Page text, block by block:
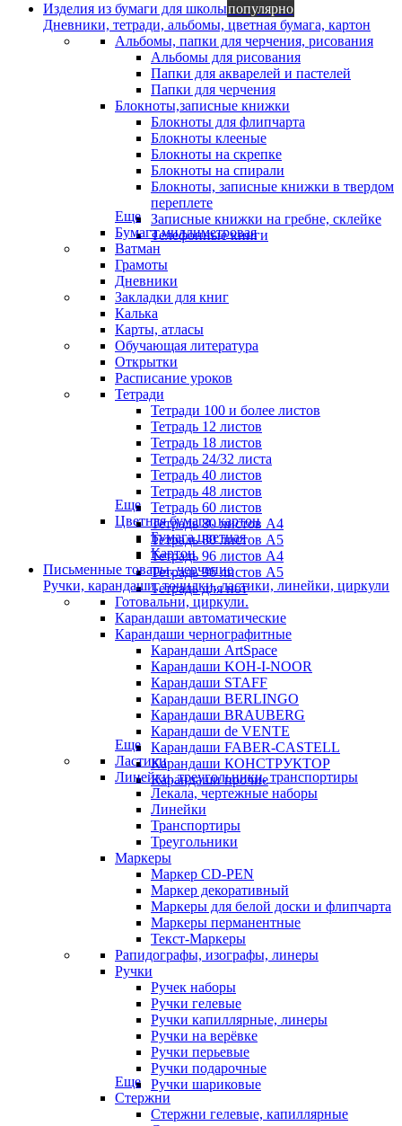
Изделия из бумаги для школыпопулярно
Дневники, тетради, альбомы, цветная бумага, картон
Альбомы, папки для черчения, рисования
Альбомы для рисования
Папки для акварелей и пастелей
Папки для черчения
Блокноты,записные книжки
Блокноты для флипчарта
Блокноты клееные
Блокноты на скрепке
Блокноты на спирали
Блокноты, записные книжки в твердом
переплете
Записные книжки на гребне, склейке
Телефонные книги
Еще
Бумага миллиметровая
Ватман
Грамоты
Дневники
Закладки для книг
Калька
Карты, атласы
Обучающая литература
Открытки
Расписание уроков
Тетради
Тетради 100 и более листов
Тетрадь 12 листов
Тетрадь 18 листов
Тетрадь 24/32 листа
Тетрадь 40 листов
Тетрадь 48 листов
Тетрадь 60 листов
Тетрадь 80 листов А4
Тетрадь 80 листов А5
Тетрадь 96 листов А4
Тетрадь 96 листов А5
Тетрадь для нот
Еще
Цветная бумага, картон
Бумага цветная
Картон
Письменные товары, черчение
Ручки, карандаши, точилки, ластики, линейки, циркули
Готовальни, циркули.
Карандаши автоматические
Карандаши чернографитные
Карандаши ArtSpace
Карандаши KOH-I-NOOR
Карандаши STAFF
Карандаши BERLINGO
Карандаши BRAUBERG
Карандаши de VENTE
Карандаши FABER-CASTELL
Карандаши КОНСТРУКТОР
Карандаши прочие
Еще
Ластики
Линейки, треугольники, транспортиры
Лекала, чертежные наборы
Линейки
Транспортиры
Треугольники
Маркеры
Маркер CD-PEN
Маркер декоративный
Маркеры для белой доски и флипчарта
Маркеры перманентные
Текст-Маркеры
Рапидографы, изографы, линеры
Ручки
Ручек наборы
Ручки гелевые
Ручки капиллярные, линеры
Ручки на верёвке
Ручки перьевые
Ручки подарочные
Ручки шариковые
Еще
Стержни
Стержни гелевые, капиллярные